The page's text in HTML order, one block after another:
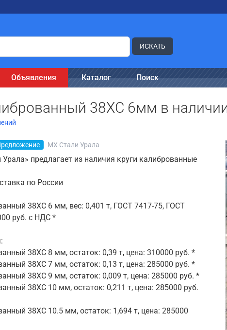
ИСКАТЬ
Объявления Каталог Поиск
38ХС 6мм в
МХ Стали Урала
предлагает из наличия круги калиброванные
по России
38ХС 6 мм, вес: 0,401 т, ГОСТ 7417-75, ГОСТ
руб. с НДС *
38ХС 8 мм, остаток: 0,39 т, цена: 310000 руб. *
38ХС 7 мм, остаток: 0,13 т, цена: 285000 руб. *
38ХС 9 мм, остаток: 0,009 т, цена: 285000 руб. *
38ХС 10 мм, остаток: 0,211 т, цена: 285000 руб.
38ХС 10.5 мм, остаток: 1,694 т, цена: 285000